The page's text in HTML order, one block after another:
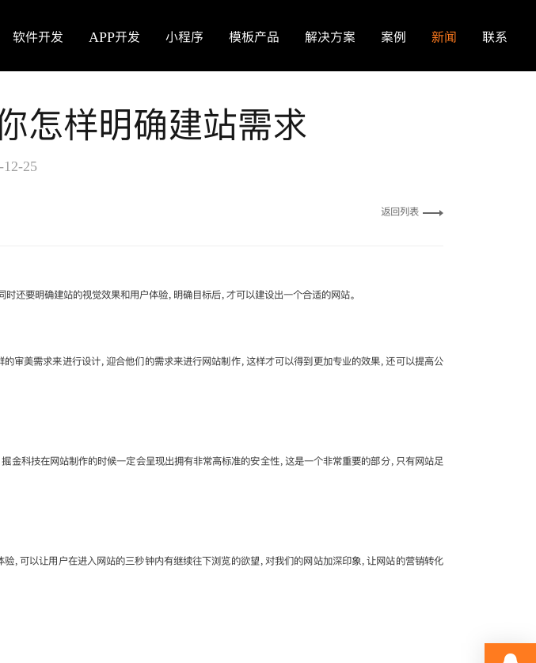
软件开发 APP开发 小程序 模板产品 解决方案 案例 新闻 联系
怎样明确建站需求
12-25
返回列表
还要明确建站的视觉效果和用户体验，明确目标后，才可以建设出一个合适的网站。
美需求来进行设计，迎合他们的需求来进行网站制作，这样才可以得到更加专业的效果，还可以提高公
金科技在网站制作的时候一定会呈现出拥有非常高标准的安全性，这是一个非常重要的部分，只有网站足
，可以让用户在进入网站的三秒钟内有继续往下浏览的欲望，对我们的网站加深印象，让网站的营销转化